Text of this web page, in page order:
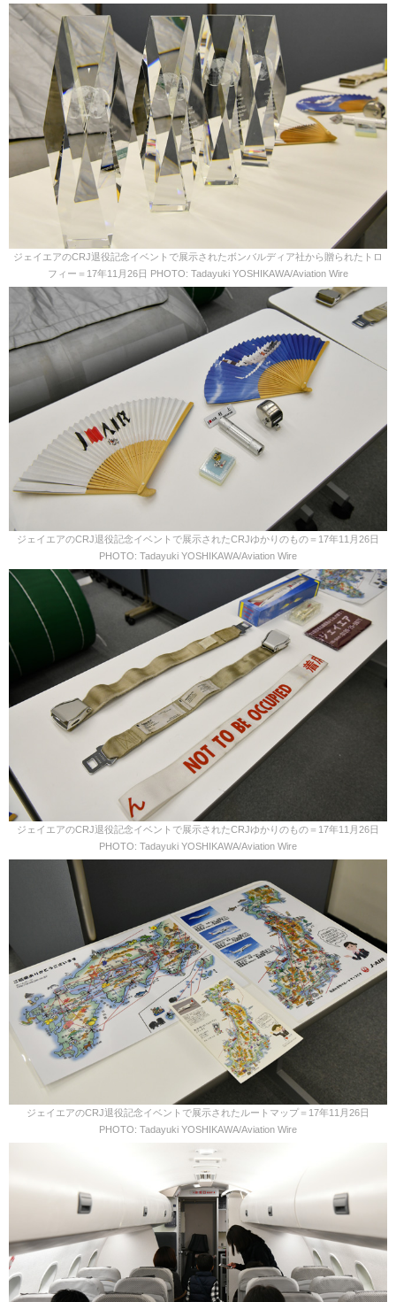
ジェイエアのCRJ退役記念イベントで展示されたボンバルディア社から贈られたトロ
フィー＝17年11月26日 PHOTO: Tadayuki YOSHIKAWA/Aviation Wire
ジェイエアのCRJ退役記念イベントで展示されたCRJゆかりのもの＝17年11月26日
PHOTO: Tadayuki YOSHIKAWA/Aviation Wire
ジェイエアのCRJ退役記念イベントで展示されたCRJゆかりのもの＝17年11月26日
PHOTO: Tadayuki YOSHIKAWA/Aviation Wire
ジェイエアのCRJ退役記念イベントで展示されたルートマップ＝17年11月26日
PHOTO: Tadayuki YOSHIKAWA/Aviation Wire